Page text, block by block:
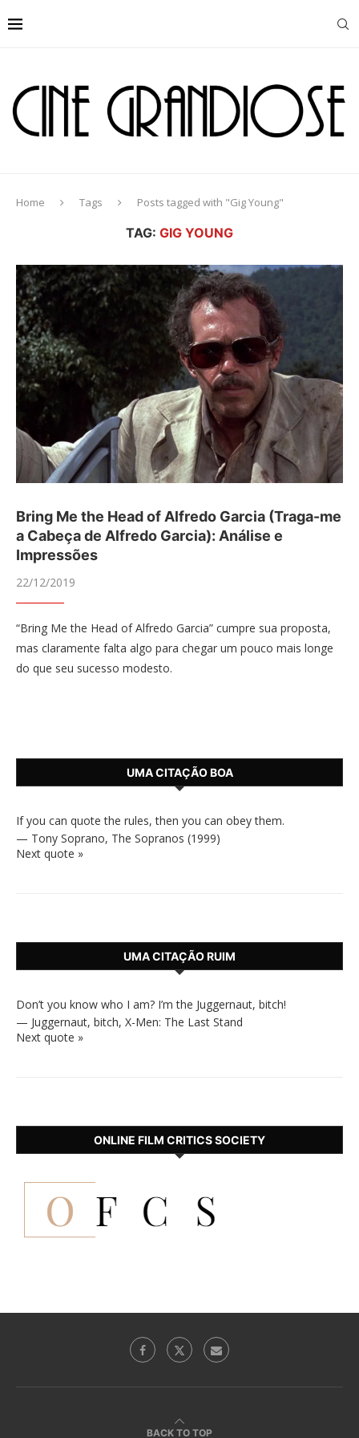
Home Tags Posts tagged with "Gig Young"
TAG: GIG YOUNG
Bring Me the Head of Alfredo Garcia (Traga-me
a Cabeça de Alfredo Garcia): Análise e
Impressões
22/12/2019
“Bring Me the Head of Alfredo Garcia” cumpre sua proposta,
mas claramente falta algo para chegar um pouco mais longe
do que seu sucesso modesto.
UMA CITAÇÃO BOA
If you can quote the rules, then you can obey them.
— Tony Soprano, The Sopranos (1999)
Next quote »
UMA CITAÇÃO RUIM
Don’t you know who I am? I’m the Juggernaut, bitch!
— Juggernaut, bitch, X-Men: The Last Stand
Next quote »
ONLINE FILM CRITICS SOCIETY
BACK TO TOP